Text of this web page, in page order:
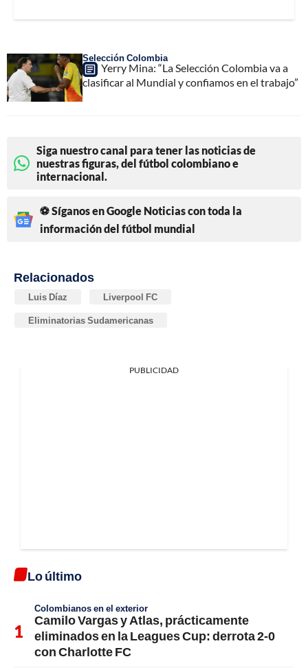
Selección Colombia
Yerry Mina: “La Selección Colombia va a
clasificar al Mundial y confiamos en el trabajo”
Siga nuestro canal para tener las noticias de
nuestras figuras, del fútbol colombiano e
internacional.
⚽ Síganos en Google Noticias con toda la
información del fútbol mundial
Relacionados
Luis Díaz Liverpool FC
Eliminatorias Sudamericanas
PUBLICIDAD
Lo último
Colombianos en el exterior
Camilo Vargas y Atlas, prácticamente
eliminados en la Leagues Cup: derrota 2-0
con Charlotte FC